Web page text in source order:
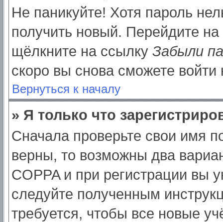
Не паникуйте! Хотя пароль
получить новый. Перейдите
щёлкните на ссылку Забыли
скоро вы снова сможете
Вернуться к началу
» Я только что
Сначала проверьте свои имя
верны, то возможны два
COPPA и при регистрации вы
следуйте полученным
требуется, чтобы все новые